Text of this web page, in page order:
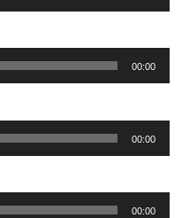
00:00
00:00
00:00